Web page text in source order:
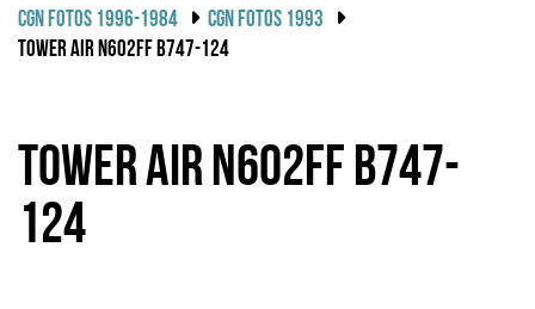
CGN FOTOS 1996-1984
CGN FOTOS 1993
TOWER AIR N602FF B747-124
Tower Air N602FF B747-
124